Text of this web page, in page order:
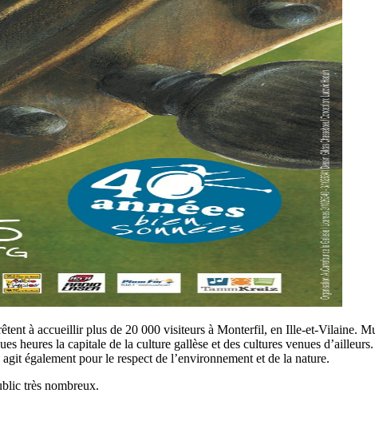
à accueillir plus de 20 000 visiteurs à Monterfil, en Ille-et-Vilaine.
heures la capitale de la culture gallèse et des cultures venues
également pour le respect de l’environnement et de la nature.
très nombreux.